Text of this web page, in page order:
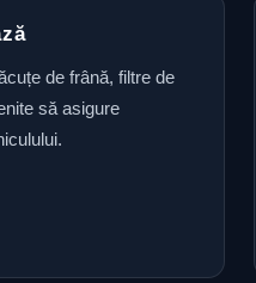
de frână, filtre de
să asigure